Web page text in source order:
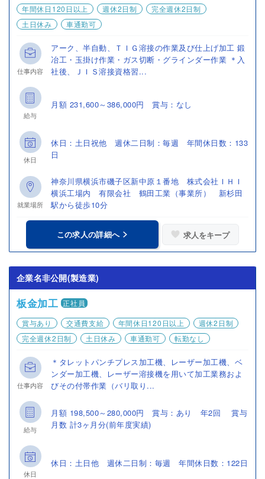
年間休日120日以上 週休2日制
完全週休2日制
土日休み
車通勤可
仕事内容
アーク、半自動、ＴＩＧ溶接の作業及び仕上げ加工 鍛
冶工・玉掛け作業・ガス切断・グラインダー作業 ＊入
社後、ＪＩＳ溶接資格習...
給与
月額 231,600～386,000円 賞与：なし
休日
休日：土日祝他 週休二日制：毎週 年間休日数：133
日
就業場所
神奈川県横浜市磯子区新中原１番地 株式会社ＩＨＩ
横浜工場内 有限会社 鶴田工業（事業所） 新杉田
駅から徒歩10分
この求人の詳細へ 求人をキープ
企業名非公開(製造業)
板金加工 正社員
賞与あり
交通費支給 年間休日120日以上
週休2日制
完全週休2日制
土日休み 車通勤可 転勤なし
仕事内容
＊タレットパンチプレス加工機、レーザー加工機、ベ
ンダー加工機、レーザー溶接機を用いて加工業務およ
びその付帯作業（バリ取り...
給与
月額 198,500～280,000円 賞与：あり 年2回 賞与
月数 計3ヶ月分(前年度実績)
休日
休日：土日他 週休二日制：毎週 年間休日数：122日